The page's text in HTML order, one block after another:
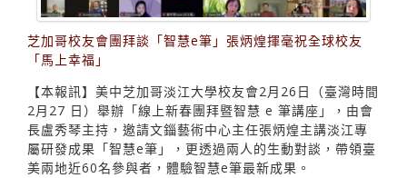
芝加哥校友會團拜談「智慧e筆」張炳煌揮毫祝全球校友
「馬上幸福」
【本報訊】美中芝加哥淡江大學校友會2月26日（臺灣時間
2月27 日）舉辦「線上新春團拜暨智慧 e 筆講座」，由會
長盧秀琴主持，邀請文錙藝術中心主任張炳煌主講淡江專
屬研發成果「智慧e筆」，更透過兩人的生動對談，帶領臺
美兩地近60名參與者，體驗智慧e筆最新成果。